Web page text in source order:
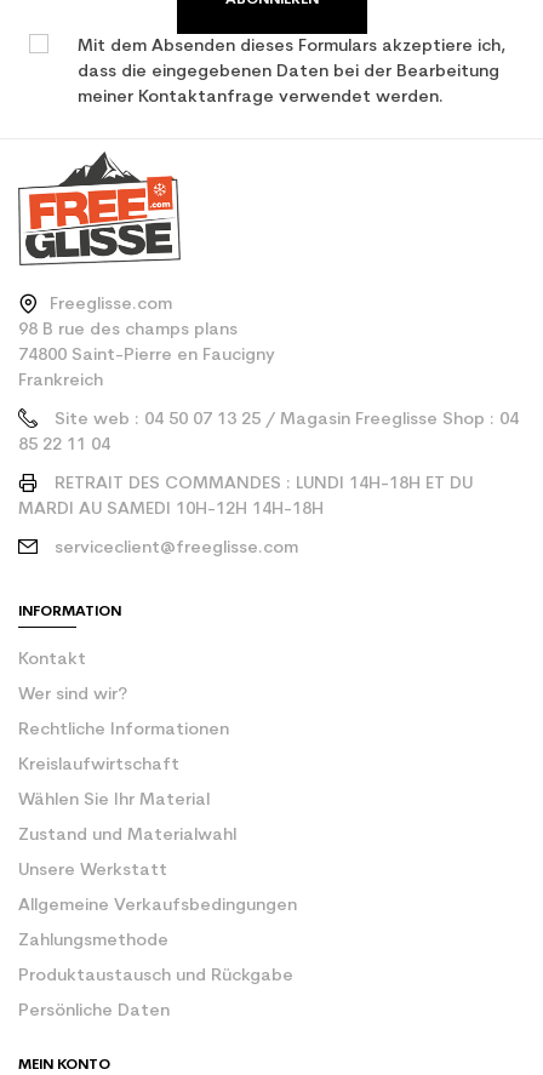
Mit dem Absenden dieses Formulars akzeptiere ich,
dass die eingegebenen Daten bei der Bearbeitung
meiner Kontaktanfrage verwendet werden.
Freeglisse.com
98 B rue des champs plans
74800 Saint-Pierre en Faucigny
Frankreich
Site web : 04 50 07 13 25 / Magasin Freeglisse Shop : 04
85 22 11 04
RETRAIT DES COMMANDES : LUNDI 14H-18H ET DU
MARDI AU SAMEDI 10H-12H 14H-18H
serviceclient@freeglisse.com
INFORMATION
Kontakt
Wer sind wir?
Rechtliche Informationen
Kreislaufwirtschaft
Wählen Sie Ihr Material
Zustand und Materialwahl
Unsere Werkstatt
Allgemeine Verkaufsbedingungen
Zahlungsmethode
Produktaustausch und Rückgabe
Persönliche Daten
MEIN KONTO